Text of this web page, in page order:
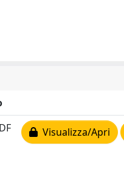
Visualizza/Apri